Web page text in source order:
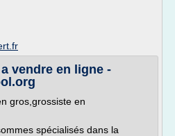
vendre en ligne -
gros,grossiste en
spécialisés dans la